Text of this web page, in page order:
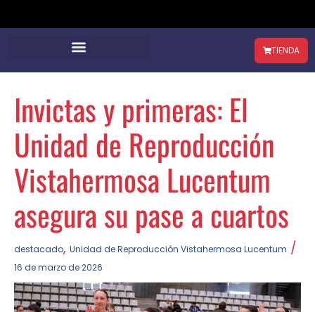
TIENDA
Invictas y primeras: El
Unidad de Reproducción
Vistahermosa Lucentum
asegura su pase a cuartos
destacado, Unidad de Reproducción Vistahermosa Lucentum /
16 de marzo de 2026